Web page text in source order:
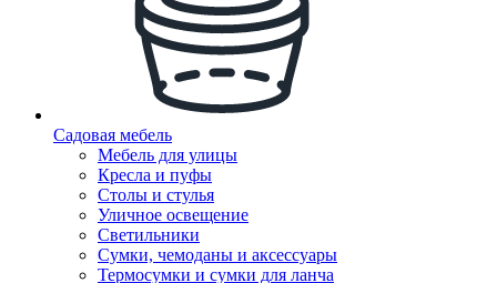
Садовая мебель
Мебель для улицы
Кресла и пуфы
Столы и стулья
Уличное освещение
Светильники
Сумки, чемоданы и аксессуары
Термосумки и сумки для ланча